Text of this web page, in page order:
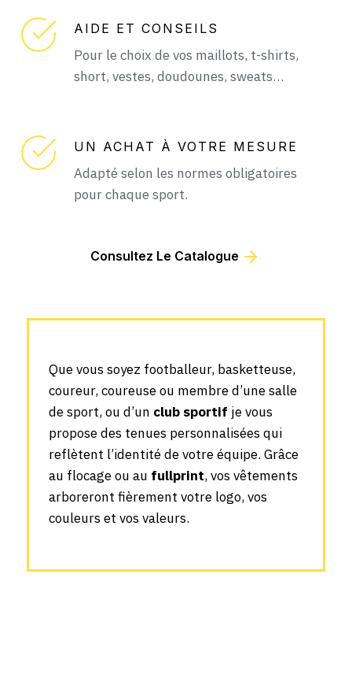
AIDE ET CONSEILS
Pour le choix de vos maillots, t-shirts,
short, vestes, doudounes, sweats…
UN ACHAT À VOTRE MESURE
Adapté selon les normes obligatoires
pour chaque sport.
Consultez Le Catalogue
Que vous soyez footballeur, basketteuse,
coureur, coureuse ou membre d’une salle
de sport, ou d’un club sportifje vous
propose des tenues personnalisées qui
reflètent l’identité de votre équipe. Grâce
au flocage ou au fullprint, vos vêtements
arboreront fièrement votre logo, vos
couleurs et vos valeurs.